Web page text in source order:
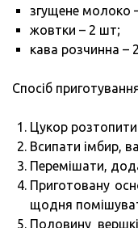
згущене молоко
жовтки – 2 шт;
кава розчинна –
Спосіб
Цукор розтопити
Всипати імбир,
Перемішати,
Приготовану
щодня
Половину